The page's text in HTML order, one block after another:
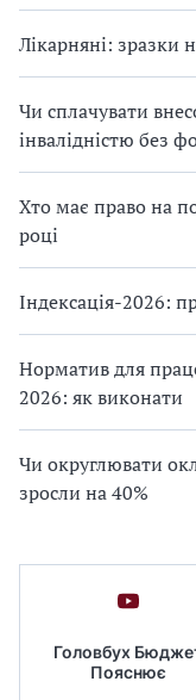
Лікарняні: зразки
Чи сплачувати
інвалідністю без
Хто має право на
році
Індексація-2026:
Норматив для
2026: як виконати
Чи округлювати
зросли на 40%
Головбух
Пояснює